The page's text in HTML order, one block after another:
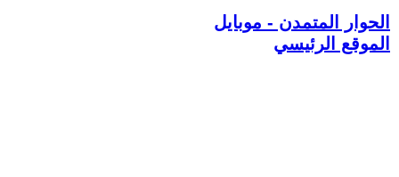
الحوار المتمدن - موبايل
الموقع الرئيسي